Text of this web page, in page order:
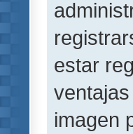
estar
imagen